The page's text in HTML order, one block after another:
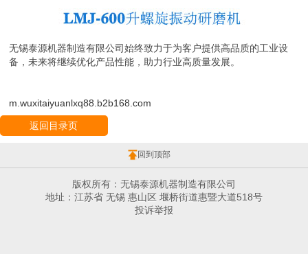
无锡泰源机器制造有限公司始终致力于为客户提供高品质的工业设
备，未来将继续优化产品性能，助力行业高质量发展。
m.wuxitaiyuanlxq88.b2b168.com
返回目录页
回到顶部
版权所有：无锡泰源机器制造有限公司
地址：江苏省 无锡 惠山区 堰桥街道惠暨大道518号
投诉举报